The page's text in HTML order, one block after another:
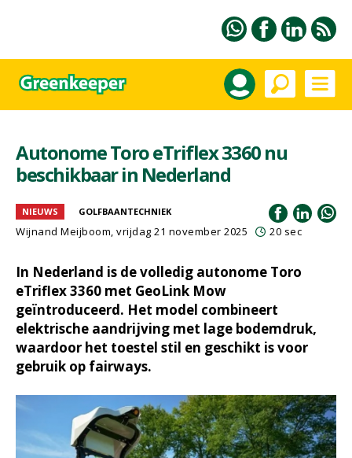
Autonome Toro eTriflex 3360 nu
beschikbaar in Nederland
NIEUWS GOLFBAANTECHNIEK
Wijnand Meijboom, vrijdag 21 november 2025 20 sec
In Nederland is de volledig autonome Toro
eTriflex 3360 met GeoLink Mow
geïntroduceerd. Het model combineert
elektrische aandrijving met lage bodemdruk,
waardoor het toestel stil en geschikt is voor
gebruik op fairways.